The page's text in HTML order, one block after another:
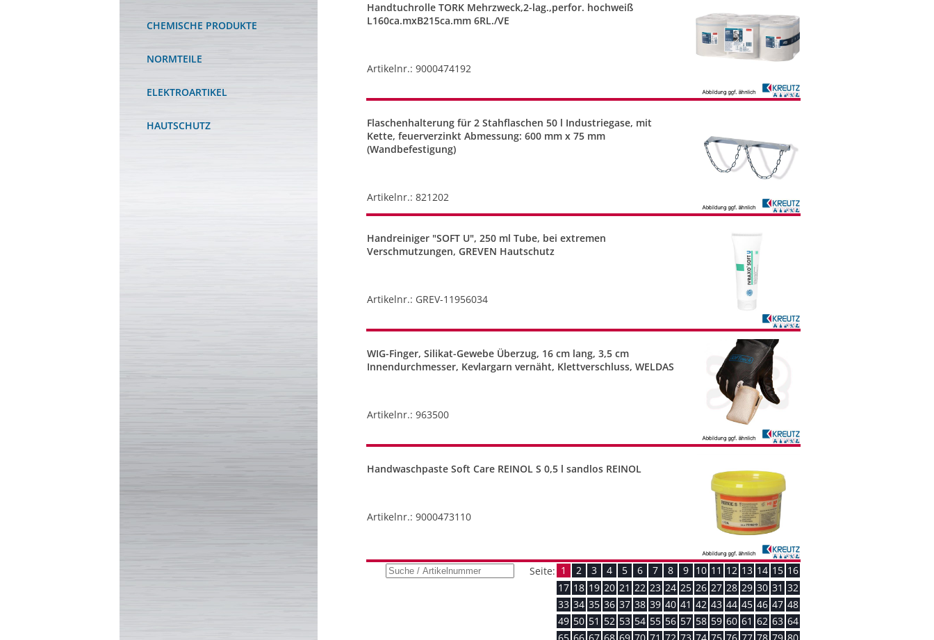
CHEMISCHE PRODUKTE
NORMTEILE
ELEKTROARTIKEL
HAUTSCHUTZ
Handtuchrolle TORK Mehrzweck,2-lag.,perfor. hochweiß
L160ca.mxB215ca.mm 6RL./VE
Artikelnr.: 9000474192
Flaschenhalterung für 2 Stahflaschen 50 l Industriegase, mit
Kette, feuerverzinkt Abmessung: 600 mm x 75 mm
(Wandbefestigung)
Artikelnr.: 821202
Handreiniger "SOFT U", 250 ml Tube, bei extremen
Verschmutzungen, GREVEN Hautschutz
Artikelnr.: GREV-11956034
WIG-Finger, Silikat-Gewebe Überzug, 16 cm lang, 3,5 cm
Innendurchmesser, Kevlargarn vernäht, Klettverschluss, WELDAS
Artikelnr.: 963500
Handwaschpaste Soft Care REINOL S 0,5 l sandlos REINOL
Artikelnr.: 9000473110
Seite: 1 2 3 4 5 6 7 8 9 10 11 12 13 14 15 16
17 18 19 20 21 22 23 24 25 26 27 28 29 30 31 32
33 34 35 36 37 38 39 40 41 42 43 44 45 46 47 48
49 50 51 52 53 54 55 56 57 58 59 60 61 62 63 64